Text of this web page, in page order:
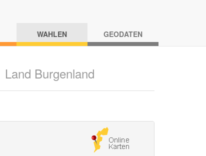
WAHLEN GEODATEN
Land Burgenland